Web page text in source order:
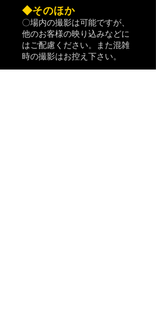
◆そのほか
〇場内の撮影は可能ですが、
他のお客様の映り込みなどに
はご配慮ください。また混雑
時の撮影はお控え下さい。